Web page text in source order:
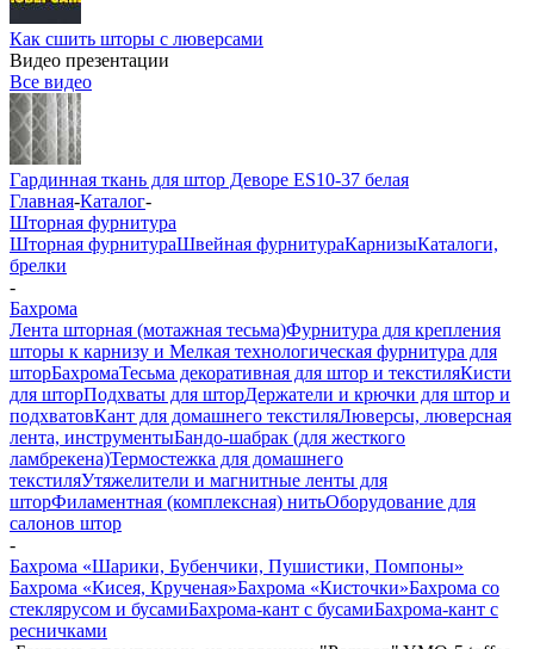
Как сшить шторы с люверсами
Видео презентации
Все видео
Гардинная ткань для штор Деворе ES10-37 белая
Главная-Каталог-
Шторная фурнитура
Шторная фурнитураШвейная фурнитураКарнизыКаталоги,
брелки
-
Бахрома
Лента шторная (мотажная тесьма)Фурнитура для крепления
шторы к карнизу и Мелкая технологическая фурнитура для
шторБахромаТесьма декоративная для штор и текстиляКисти
для шторПодхваты для шторДержатели и крючки для штор и
подхватовКант для домашнего текстиляЛюверсы, люверсная
лента, инструментыБандо-шабрак (для жесткого
ламбрекена)Термостежка для домашнего
текстиляУтяжелители и магнитные ленты для
шторФиламентная (комплексная) нитьОборудование для
салонов штор
-
Бахрома «Шарики, Бубенчики, Пушистики, Помпоны»
Бахрома «Кисея, Крученая»Бахрома «Кисточки»Бахрома со
стеклярусом и бусамиБахрома-кант с бусамиБахрома-кант с
ресничками